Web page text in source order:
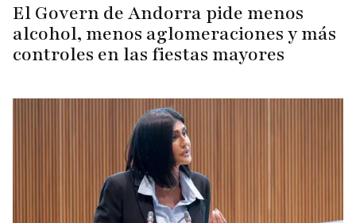
El Govern de Andorra pide menos
alcohol, menos aglomeraciones y más
controles en las fiestas mayores